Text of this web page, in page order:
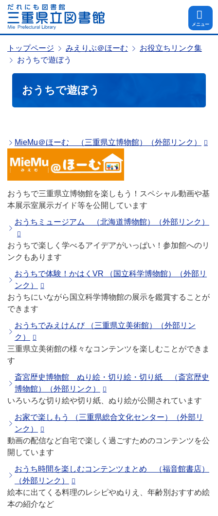
メニュー
トップページ みえりぶ＠ほーむ
お役立ちリンク集
おうちで遊ぼう
おうちで遊ぼう
MieMu＠ほーむ （三重県立博物館）（外部リンク）
おうちで三重県立博物館を楽しもう！スペシャル動画や基
本展示室展示ガイド等を公開しています
おうちミュージアム （北海道博物館）（外部リンク）
おうちで楽しく学べるアイデアがいっぱい！参加館へのリ
ンクもあります
おうちで体験！かはくVR （国立科学博物館）（外部リ
ンク）
おうちにいながら国立科学博物館の展示を鑑賞することが
できます
おうちでみえけんび （三重県立美術館）（外部リン
ク）
三重県立美術館の様々なコンテンツを楽しむことができま
す
斎宮歴史博物館 ぬり絵・切り絵・切り紙 （斎宮歴史
博物館）（外部リンク）
いろいろな切り絵や切り紙、ぬり絵が公開されています
お家で楽しもう （三重県総合文化センター）（外部リ
ンク）
動画の配信など自宅で楽しく過ごすためのコンテンツを公
開しています
おうち時間を楽しむコンテンツまとめ （福音館書店）
（外部リンク）
絵本に出てくる料理のレシピやぬりえ、年齢別おすすめ絵
本の紹介など